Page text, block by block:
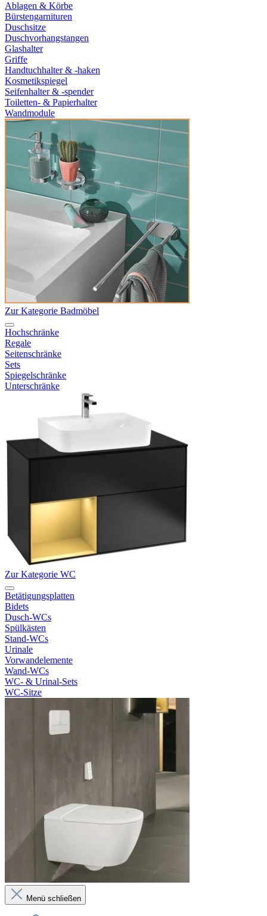
Ablagen & Körbe
Bürstengarnituren
Duschsitze
Duschvorhangstangen
Glashalter
Griffe
Handtuchhalter & -haken
Kosmetikspiegel
Seifenhalter & -spender
Toiletten- & Papierhalter
Wandmodule
Zur Kategorie Badmöbel
Hochschränke
Regale
Seitenschränke
Sets
Spiegelschränke
Unterschränke
Zur Kategorie WC
Betätigungsplatten
Bidets
Dusch-WCs
Spülkästen
Stand-WCs
Urinale
Vorwandelemente
Wand-WCs
WC- & Urinal-Sets
WC-Sitze
Menü schließen